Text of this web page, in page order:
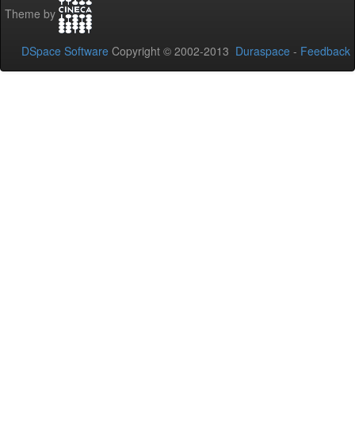
Theme by
DSpace Software Copyright © 2002-2013 Duraspace - Feedback